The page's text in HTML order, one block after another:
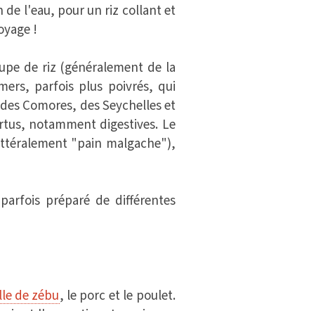
de l'eau, pour un riz collant et
!
de riz (généralement de la
parfois plus poivrés, qui
Comores, des Seychelles et
notamment digestives. Le
"pain malgache"),
préparé de différentes
de zébu, le porc et le poulet.